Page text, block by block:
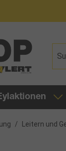
/ Leitern und